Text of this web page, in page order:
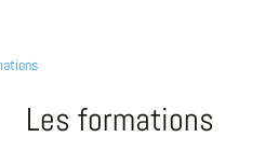
Les formations